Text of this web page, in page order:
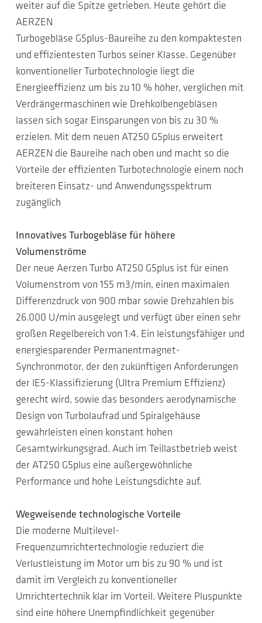
weiter auf die Spitze getrieben. Heute gehört die
AERZEN
Turbogebläse G5plus-Baureihe zu den kompaktesten
und effizientesten Turbos seiner Klasse. Gegenüber
konventioneller Turbotechnologie liegt die
Energieeffizienz um bis zu 10 % höher, verglichen mit
Verdrängermaschinen wie Drehkolbengebläsen
lassen sich sogar Einsparungen von bis zu 30 %
erzielen. Mit dem neuen AT250 G5plus erweitert
AERZEN die Baureihe nach oben und macht so die
Vorteile der effizienten Turbotechnologie einem noch
breiteren Einsatz- und Anwendungsspektrum
zugänglich
Innovatives Turbogebläse für höhere
Volumenströme
Der neue Aerzen Turbo AT250 G5plus ist für einen
Volumenstrom von 155 m3/min, einen maximalen
Differenzdruck von 900 mbar sowie Drehzahlen bis
26.000 U/min ausgelegt und verfügt über einen sehr
großen Regelbereich von 1:4. Ein leistungsfähiger und
energiesparender Permanentmagnet-
Synchronmotor, der den zukünftigen Anforderungen
der IE5-Klassifizierung (Ultra Premium Effizienz)
gerecht wird, sowie das besonders aerodynamische
Design von Turbolaufrad und Spiralgehäuse
gewährleisten einen konstant hohen
Gesamtwirkungsgrad. Auch im Teillastbetrieb weist
der AT250 G5plus eine außergewöhnliche
Performance und hohe Leistungsdichte auf.
Wegweisende technologische Vorteile
Die moderne Multilevel-
Frequenzumrichtertechnologie reduziert die
Verlustleistung im Motor um bis zu 90 % und ist
damit im Vergleich zu konventioneller
Umrichtertechnik klar im Vorteil. Weitere Pluspunkte
sind eine höhere Unempfindlichkeit gegenüber